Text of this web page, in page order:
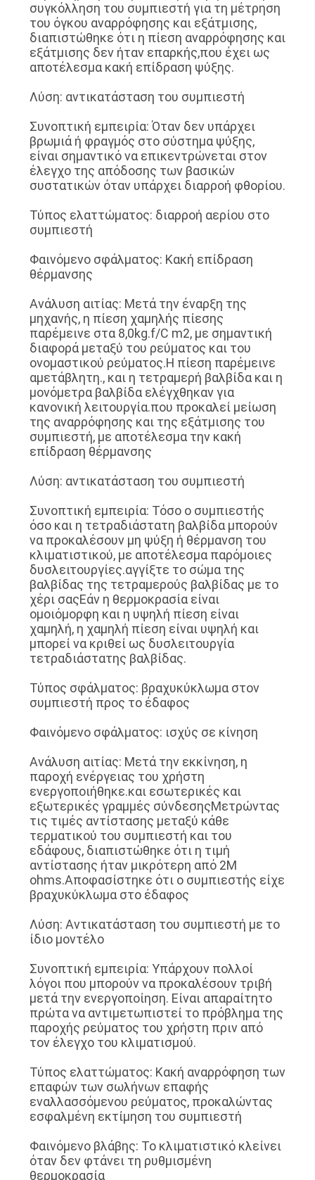
συγκόλληση του συμπιεστή για τη μέτρηση
του όγκου αναρρόφησης και εξάτμισης,
διαπιστώθηκε ότι η πίεση αναρρόφησης και
εξάτμισης δεν ήταν επαρκής,που έχει ως
αποτέλεσμα κακή επίδραση ψύξης.
Λύση: αντικατάσταση του συμπιεστή
Συνοπτική εμπειρία: Όταν δεν υπάρχει
βρωμιά ή φραγμός στο σύστημα ψύξης,
είναι σημαντικό να επικεντρώνεται στον
έλεγχο της απόδοσης των βασικών
συστατικών όταν υπάρχει διαρροή φθορίου.
Τύπος ελαττώματος: διαρροή αερίου στο
συμπιεστή
Φαινόμενο σφάλματος: Κακή επίδραση
θέρμανσης
Ανάλυση αιτίας: Μετά την έναρξη της
μηχανής, η πίεση χαμηλής πίεσης
παρέμεινε στα 8,0kg.f/C m2, με σημαντική
διαφορά μεταξύ του ρεύματος και του
ονομαστικού ρεύματος.Η πίεση παρέμεινε
αμετάβλητη., και η τετραμερή βαλβίδα και η
μονόμετρα βαλβίδα ελέγχθηκαν για
κανονική λειτουργία.που προκαλεί μείωση
της αναρρόφησης και της εξάτμισης του
συμπιεστή, με αποτέλεσμα την κακή
επίδραση θέρμανσης
Λύση: αντικατάσταση του συμπιεστή
Συνοπτική εμπειρία: Τόσο ο συμπιεστής
όσο και η τετραδιάστατη βαλβίδα μπορούν
να προκαλέσουν μη ψύξη ή θέρμανση του
κλιματιστικού, με αποτέλεσμα παρόμοιες
δυσλειτουργίες.αγγίξτε το σώμα της
βαλβίδας της τετραμερούς βαλβίδας με το
χέρι σαςΕάν η θερμοκρασία είναι
ομοιόμορφη και η υψηλή πίεση είναι
χαμηλή, η χαμηλή πίεση είναι υψηλή και
μπορεί να κριθεί ως δυσλειτουργία
τετραδιάστατης βαλβίδας.
Τύπος σφάλματος: βραχυκύκλωμα στον
συμπιεστή προς το έδαφος
Φαινόμενο σφάλματος: ισχύς σε κίνηση
Ανάλυση αιτίας: Μετά την εκκίνηση, η
παροχή ενέργειας του χρήστη
ενεργοποιήθηκε.και εσωτερικές και
εξωτερικές γραμμές σύνδεσηςΜετρώντας
τις τιμές αντίστασης μεταξύ κάθε
τερματικού του συμπιεστή και του
εδάφους, διαπιστώθηκε ότι η τιμή
αντίστασης ήταν μικρότερη από 2M
ohms.Αποφασίστηκε ότι ο συμπιεστής είχε
βραχυκύκλωμα στο έδαφος
Λύση: Αντικατάσταση του συμπιεστή με το
ίδιο μοντέλο
Συνοπτική εμπειρία: Υπάρχουν πολλοί
λόγοι που μπορούν να προκαλέσουν τριβή
μετά την ενεργοποίηση. Είναι απαραίτητο
πρώτα να αντιμετωπιστεί το πρόβλημα της
παροχής ρεύματος του χρήστη πριν από
τον έλεγχο του κλιματισμού.
Τύπος ελαττώματος: Κακή αναρρόφηση των
επαφών των σωλήνων επαφής
εναλλασσόμενου ρεύματος, προκαλώντας
εσφαλμένη εκτίμηση του συμπιεστή
Φαινόμενο βλάβης: Το κλιματιστικό κλείνει
όταν δεν φτάνει τη ρυθμισμένη
θερμοκρασία